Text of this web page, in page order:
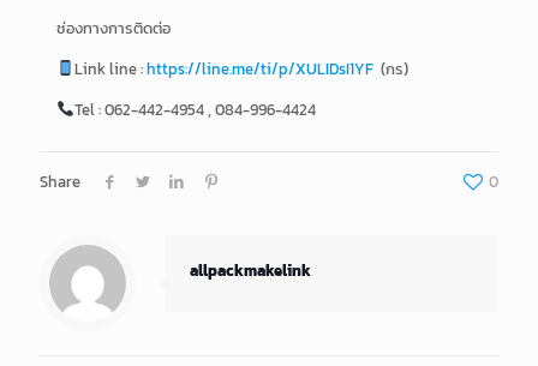
ช่องทางการติดต่อ
Link line :https://line.me/ti/p/XULIDsI1YF(กร)
Tel : 062-442-4954 , 084-996-4424
Share 0
allpackmakelink